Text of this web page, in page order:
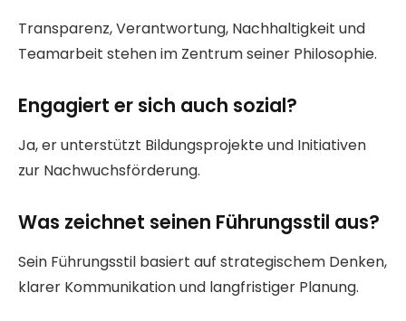
Transparenz, Verantwortung, Nachhaltigkeit und
Teamarbeit stehen im Zentrum seiner Philosophie.
Engagiert er sich auch sozial?
Ja, er unterstützt Bildungsprojekte und Initiativen
zur Nachwuchsförderung.
Was zeichnet seinen Führungsstil aus?
Sein Führungsstil basiert auf strategischem Denken,
klarer Kommunikation und langfristiger Planung.